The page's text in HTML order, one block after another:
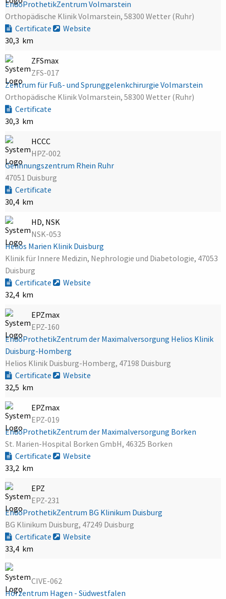
EndoProthetikZentrum Volmarstein
Orthopädische Klinik Volmarstein, 58300 Wetter (Ruhr)
Certificate
Website
30,3 km
ZFSmax
ZFS-017
Zentrum für Fuß- und Sprunggelenkchirurgie Volmarstein
Orthopädische Klinik Volmarstein, 58300 Wetter (Ruhr)
Certificate
30,3 km
HCCC
HPZ-002
Gerinnungszentrum Rhein Ruhr
47051 Duisburg
Certificate
30,4 km
HD, NSK
NSK-053
Helios Marien Klinik Duisburg
Klinik für Innere Medizin, Nephrologie und Diabetologie, 47053
Duisburg
Certificate
Website
32,4 km
EPZmax
EPZ-160
EndoProthetikZentrum der Maximalversorgung Helios Klinik
Duisburg-Homberg
Helios Klinik Duisburg-Homberg, 47198 Duisburg
Certificate
Website
32,5 km
EPZmax
EPZ-019
EndoProthetikZentrum der Maximalversorgung Borken
St. Marien-Hospital Borken GmbH, 46325 Borken
Certificate
Website
33,2 km
EPZ
EPZ-231
EndoProthetikZentrum BG Klinikum Duisburg
BG Klinikum Duisburg, 47249 Duisburg
Certificate
Website
33,4 km
CIVE-062
Hörzentrum Hagen - Südwestfalen